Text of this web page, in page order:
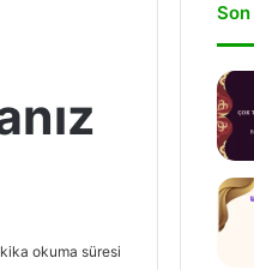
okuma süresi
Son